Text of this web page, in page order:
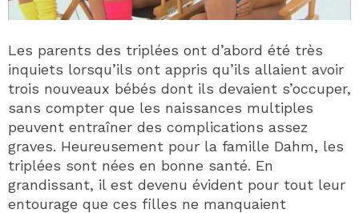
Les parents des triplées ont d’abord été très
inquiets lorsqu’ils ont appris qu’ils allaient avoir
trois nouveaux bébés dont ils devaient s’occuper,
sans compter que les naissances multiples
peuvent entraîner des complications assez
graves. Heureusement pour la famille Dahm, les
triplées sont nées en bonne santé. En
grandissant, il est devenu évident pour tout leur
entourage que ces filles ne manquaient